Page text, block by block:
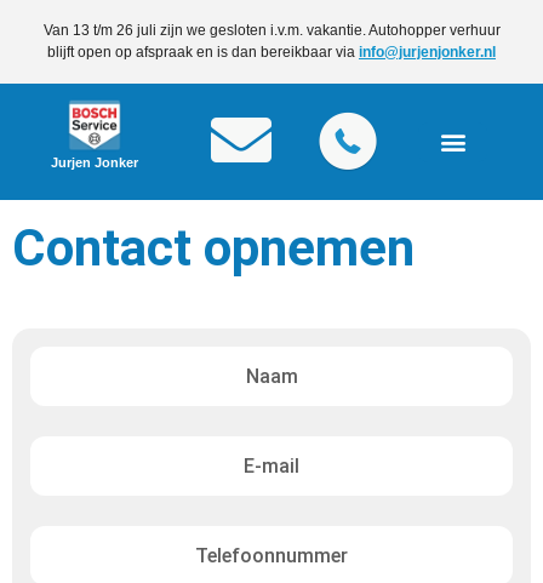
Van 13 t/m 26 juli zijn we gesloten i.v.m. vakantie. Autohopper verhuur
blijft open op afspraak en is dan bereikbaar via info@jurjenjonker.nl
Jurjen Jonker
Contact opnemen